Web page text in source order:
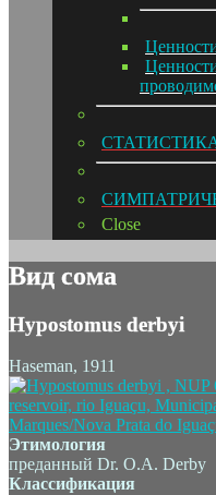
Close
Вид сома
Hypostomus derbyi
Haseman, 1911
Этимология
преданный Dr. O.A. Derby
Классификация